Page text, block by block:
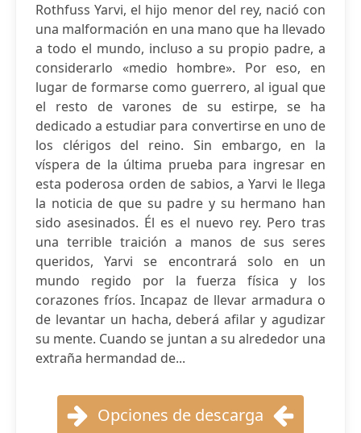
Rothfuss Yarvi, el hijo menor del rey, nació con
una malformación en una mano que ha llevado
a todo el mundo, incluso a su propio padre, a
considerarlo «medio hombre». Por eso, en
lugar de formarse como guerrero, al igual que
el resto de varones de su estirpe, se ha
dedicado a estudiar para convertirse en uno de
los clérigos del reino. Sin embargo, en la
víspera de la última prueba para ingresar en
esta poderosa orden de sabios, a Yarvi le llega
la noticia de que su padre y su hermano han
sido asesinados. Él es el nuevo rey. Pero tras
una terrible traición a manos de sus seres
queridos, Yarvi se encontrará solo en un
mundo regido por la fuerza física y los
corazones fríos. Incapaz de llevar armadura o
de levantar un hacha, deberá afilar y agudizar
su mente. Cuando se juntan a su alrededor una
extraña hermandad de...
Opciones de descarga